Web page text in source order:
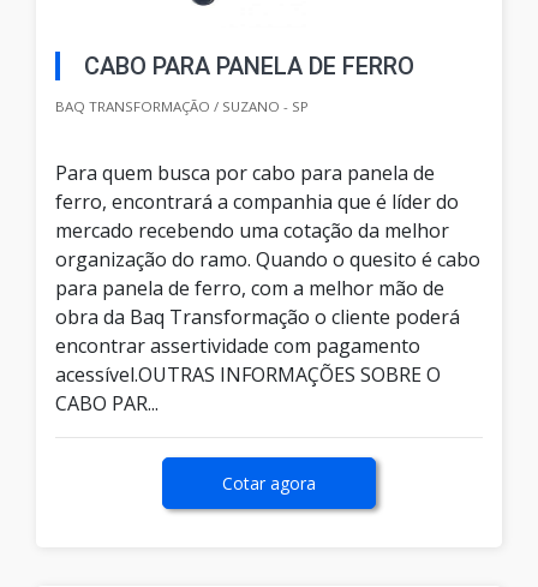
CABO PARA PANELA DE FERRO
BAQ TRANSFORMAÇÃO / SUZANO - SP
Para quem busca por cabo para panela de
ferro, encontrará a companhia que é líder do
mercado recebendo uma cotação da melhor
organização do ramo. Quando o quesito é cabo
para panela de ferro, com a melhor mão de
obra da Baq Transformação o cliente poderá
encontrar assertividade com pagamento
acessível.OUTRAS INFORMAÇÕES SOBRE O
CABO PAR...
Cotar agora